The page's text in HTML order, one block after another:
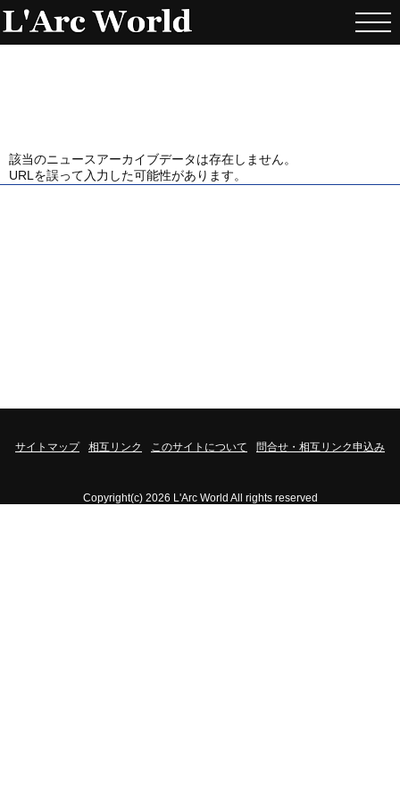
該当のニュースアーカイブデータは存在しません。
URLを誤って入力した可能性があります。
サイトマップ 相互リンク このサイトについて 問合せ・相互リンク申込み
Copyright(c) 2026 L'Arc World All rights reserved